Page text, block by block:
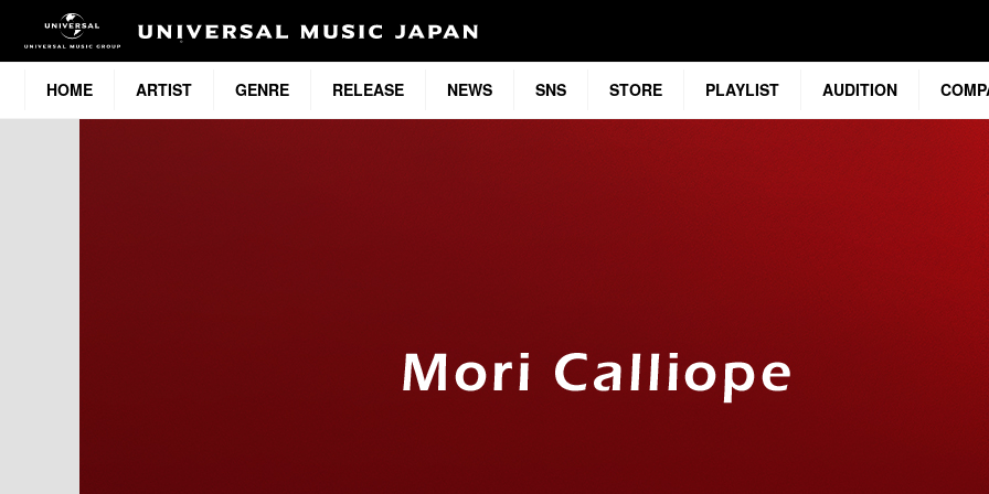
HOME ARTIST GENRE RELEASE NEWS SNS STORE PLAYLIST AUDITION